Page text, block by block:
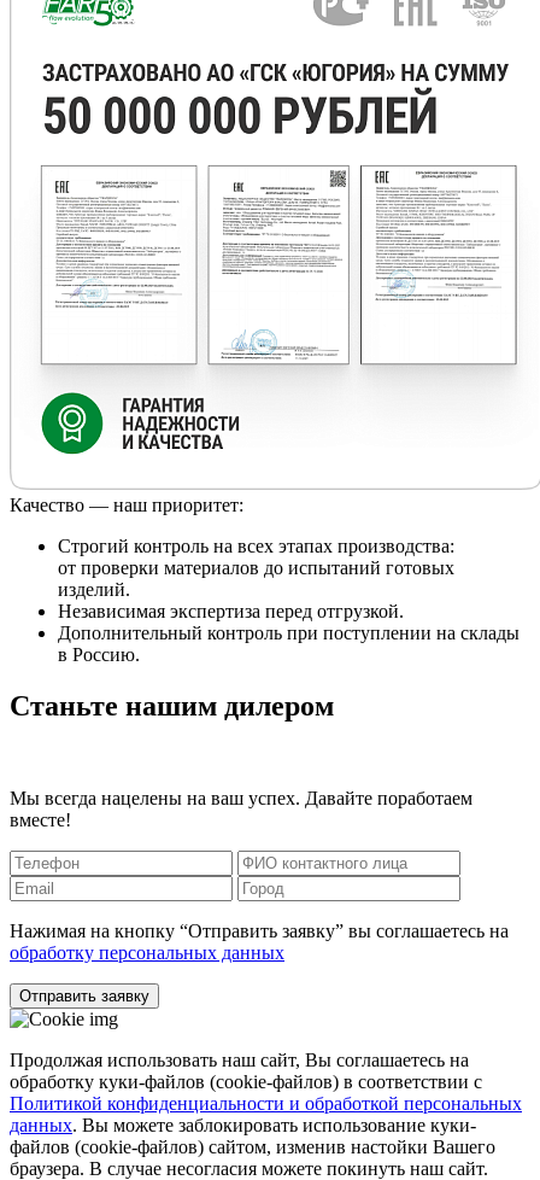
Качество — наш приоритет:
Строгий контроль на всех этапах производства:
от проверки материалов до испытаний готовых
изделий.
Независимая экспертиза перед отгрузкой.
Дополнительный контроль при поступлении на склады
в Россию.
Станьте нашим дилером
Мы всегда нацелены на ваш успех. Давайте поработаем
вместе!
Нажимая на кнопку “Отправить заявку” вы соглашаетесь на
обработку персональных данных
Отправить заявку
Продолжая использовать наш сайт, Вы соглашаетесь на
обработку куки-файлов (cookie-файлов) в соответствии с
Политикой конфиденциальности и обработкой персональных
данных. Вы можете заблокировать использование куки-
файлов (cookie-файлов) сайтом, изменив настойки Вашего
браузера. В случае несогласия можете покинуть наш сайт.